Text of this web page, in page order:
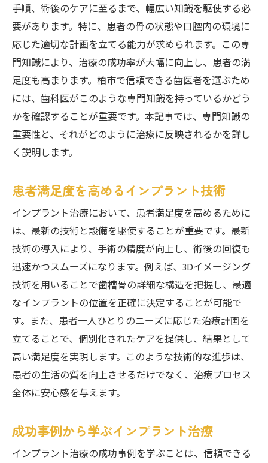
手順、術後のケアに至るまで、幅広い知識を駆使する必
要があります。特に、患者の骨の状態や口腔内の環境に
応じた適切な計画を立てる能力が求められます。この専
門知識により、治療の成功率が大幅に向上し、患者の満
足度も高まります。柏市で信頼できる歯医者を選ぶため
には、歯科医がこのような専門知識を持っているかどう
かを確認することが重要です。本記事では、専門知識の
重要性と、それがどのように治療に反映されるかを詳し
く説明します。
患者満足度を高めるインプラント技術
インプラント治療において、患者満足度を高めるために
は、最新の技術と設備を駆使することが重要です。最新
技術の導入により、手術の精度が向上し、術後の回復も
迅速かつスムーズになります。例えば、3Dイメージング
技術を用いることで歯槽骨の詳細な構造を把握し、最適
なインプラントの位置を正確に決定することが可能で
す。また、患者一人ひとりのニーズに応じた治療計画を
立てることで、個別化されたケアを提供し、結果として
高い満足度を実現します。このような技術的な進歩は、
患者の生活の質を向上させるだけでなく、治療プロセス
全体に安心感を与えます。
成功事例から学ぶインプラント治療
インプラント治療の成功事例を学ぶことは、信頼できる